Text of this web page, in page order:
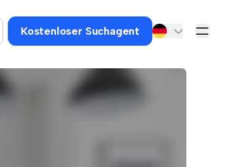
Kostenloser Suchagent